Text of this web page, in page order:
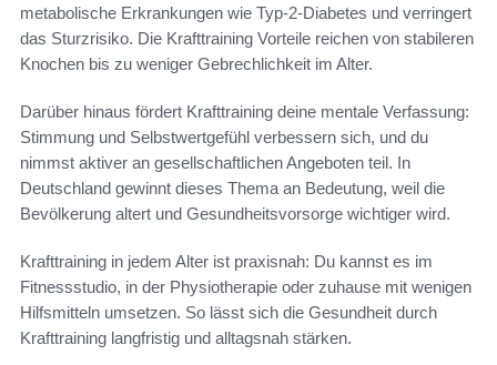
metabolische Erkrankungen wie Typ‑2‑Diabetes und verringert
das Sturzrisiko. Die Krafttraining Vorteile reichen von stabileren
Knochen bis zu weniger Gebrechlichkeit im Alter.
Darüber hinaus fördert Krafttraining deine mentale Verfassung:
Stimmung und Selbstwertgefühl verbessern sich, und du
nimmst aktiver an gesellschaftlichen Angeboten teil. In
Deutschland gewinnt dieses Thema an Bedeutung, weil die
Bevölkerung altert und Gesundheitsvorsorge wichtiger wird.
Krafttraining in jedem Alter ist praxisnah: Du kannst es im
Fitnessstudio, in der Physiotherapie oder zuhause mit wenigen
Hilfsmitteln umsetzen. So lässt sich die Gesundheit durch
Krafttraining langfristig und alltagsnah stärken.